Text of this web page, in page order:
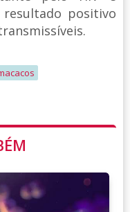
resultado positivo